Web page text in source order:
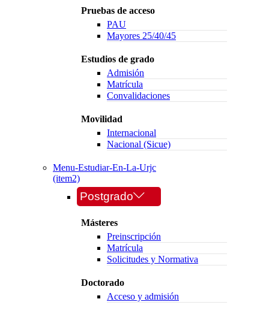
Pruebas de acceso
PAU
Mayores 25/40/45
Estudios de grado
Admisión
Matrícula
Convalidaciones
Movilidad
Internacional
Nacional (Sicue)
Menu-Estudiar-En-La-Urjc
(item2)
Postgrado
Másteres
Preinscripción
Matrícula
Solicitudes y Normativa
Doctorado
Acceso y admisión